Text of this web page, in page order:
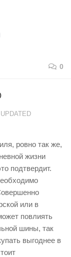
0
UPDATED
ровно так же,
жизни
подтвердит.
или в
повлиять
шины, так
выгоднее в